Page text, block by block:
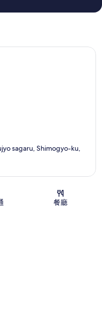
sagaru, Shimogyo-ku,
餐廳